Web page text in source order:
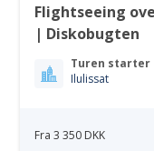
Flightseeing
| Diskobugten
Turen starter
Ilulissat
Fra 3 350 DKK